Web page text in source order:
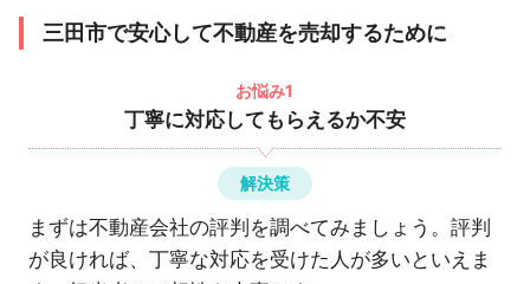
三田市で安心して不動産を売却するために
お悩み1
丁寧に対応してもらえるか不安
解決策
まずは不動産会社の評判を調べてみましょう。評判
が良ければ、丁寧な対応を受けた人が多いといえま